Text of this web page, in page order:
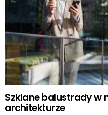
Szklane balustrady w
architekturze